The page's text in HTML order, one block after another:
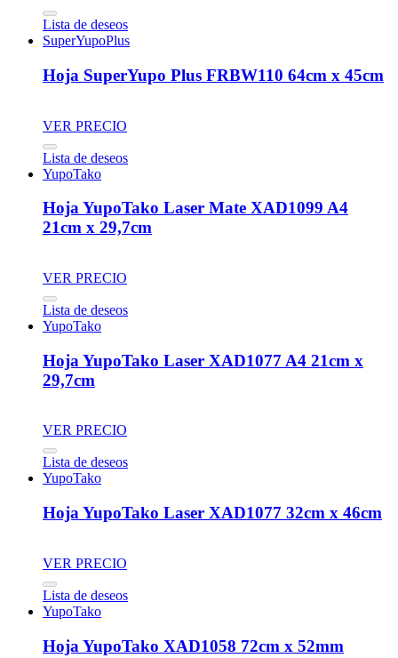
Lista de deseos
SuperYupoPlus
Hoja SuperYupo Plus FRBW110 64cm x 45cm
VER PRECIO
Lista de deseos
YupoTako
Hoja YupoTako Laser Mate XAD1099 A4
21cm x 29,7cm
VER PRECIO
Lista de deseos
YupoTako
Hoja YupoTako Laser XAD1077 A4 21cm x
29,7cm
VER PRECIO
Lista de deseos
YupoTako
Hoja YupoTako Laser XAD1077 32cm x 46cm
VER PRECIO
Lista de deseos
YupoTako
Hoja YupoTako XAD1058 72cm x 52mm